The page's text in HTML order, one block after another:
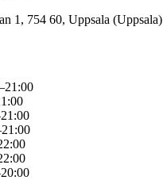
1, 754 60, Uppsala (Uppsala)